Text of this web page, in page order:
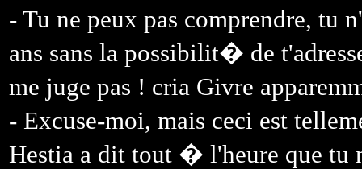
- Tu ne peux pas comprendre,
ans sans la possibilit� de
me juge pas ! cria Givre
- Excuse-moi, mais ceci est
Hestia a dit tout � l'heure que tu